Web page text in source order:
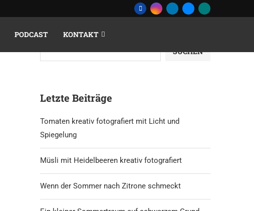
PODCAST KONTAKT
Suchen
SUCHEN
Letzte Beiträge
Tomaten kreativ fotografiert mit Licht und
Spiegelung
Müsli mit Heidelbeeren kreativ fotografiert
Wenn der Sommer nach Zitrone schmeckt